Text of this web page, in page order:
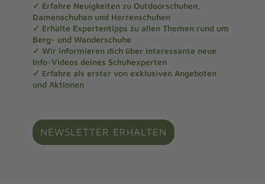
✓ Erfahre Neuigkeiten zu Outdoorschuhen,
Damenschuhen und Herrenschuhen
✓ Erhalte Expertentipps zu allen Themen rund um
Berg- und Wanderschuhe
✓ Wir informieren dich über interessante neue
Info-Videos deines Schuhexperten
✓ Erfahre als erster von exklusiven Angeboten
und Aktionen
NEWSLETTER ERHALTEN